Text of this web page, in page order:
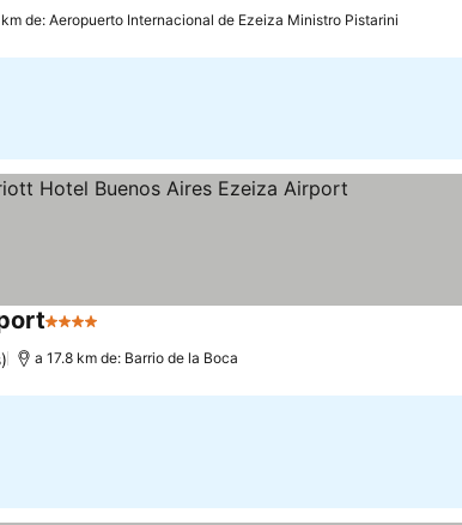
de: Aeropuerto Internacional de Ezeiza Ministro Pistarini
4 Estrellas
a 17.8 km de: Barrio de la Boca